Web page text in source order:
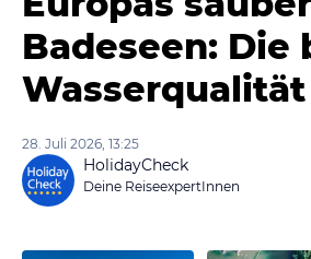
Badeseen: Die
Wasserqualität
28. Juli 2026, 13:25
HolidayCheck
Deine ReiseexpertInnen